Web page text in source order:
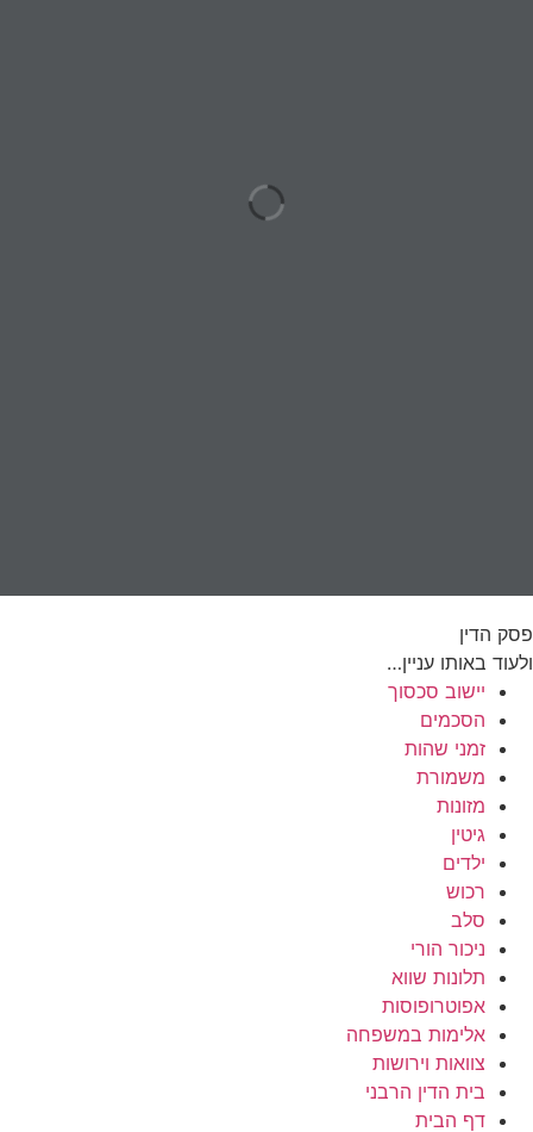
פסק הדין
ולעוד באותו עניין…
יישוב סכסוך
הסכמים
זמני שהות
משמורת
מזונות
גיטין
ילדים
רכוש
סלב
ניכור הורי
תלונות שווא
אפוטרופוסות
אלימות במשפחה
צוואות וירושות
בית הדין הרבני
דף הבית